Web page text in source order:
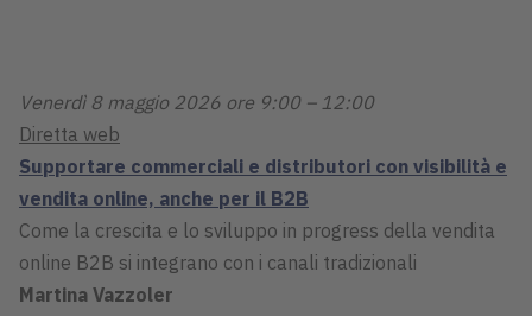
Venerdì 8 maggio 2026 ore 9:00 – 12:00
Diretta web
Supportare commerciali e distributori con visibilità e
vendita online, anche per il B2B
Come la crescita e lo sviluppo in progress della vendita
online B2B si integrano con i canali tradizionali
Martina Vazzoler